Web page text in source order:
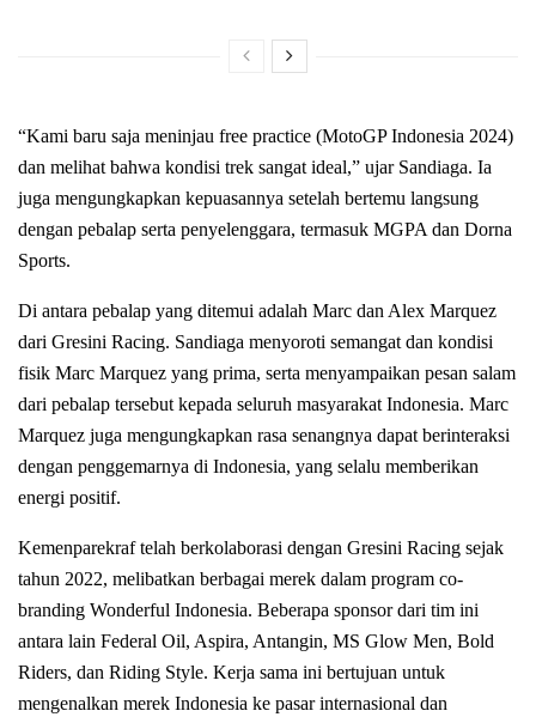
“Kami baru saja meninjau free practice (MotoGP Indonesia 2024)
dan melihat bahwa kondisi trek sangat ideal,” ujar Sandiaga. Ia
juga mengungkapkan kepuasannya setelah bertemu langsung
dengan pebalap serta penyelenggara, termasuk MGPA dan Dorna
Sports.
Di antara pebalap yang ditemui adalah Marc dan Alex Marquez
dari Gresini Racing. Sandiaga menyoroti semangat dan kondisi
fisik Marc Marquez yang prima, serta menyampaikan pesan salam
dari pebalap tersebut kepada seluruh masyarakat Indonesia. Marc
Marquez juga mengungkapkan rasa senangnya dapat berinteraksi
dengan penggemarnya di Indonesia, yang selalu memberikan
energi positif.
Kemenparekraf telah berkolaborasi dengan Gresini Racing sejak
tahun 2022, melibatkan berbagai merek dalam program co-
branding Wonderful Indonesia. Beberapa sponsor dari tim ini
antara lain Federal Oil, Aspira, Antangin, MS Glow Men, Bold
Riders, dan Riding Style. Kerja sama ini bertujuan untuk
mengenalkan merek Indonesia ke pasar internasional dan